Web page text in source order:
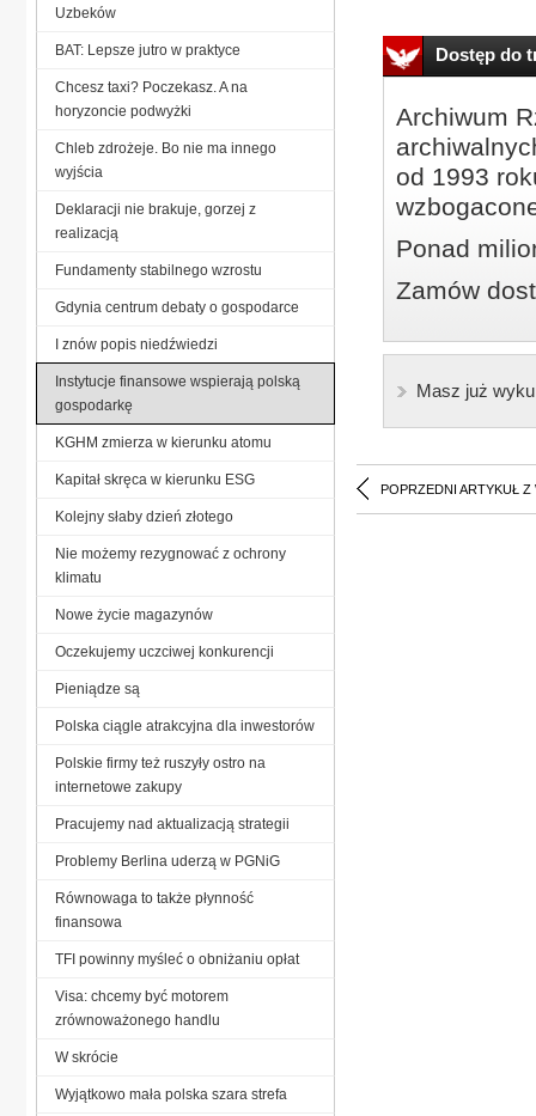
Dostęp do
Archiwum
od 1993
Ponad
Zamów
Masz już
POPRZEDNI ARTYKUŁ Z
Uzbeków
BAT: Lepsze jutro w praktyce
Chcesz taxi? Poczekasz. A na
horyzoncie podwyżki
Chleb zdrożeje. Bo nie ma innego
wyjścia
Deklaracji nie brakuje, gorzej z
realizacją
Fundamenty stabilnego wzrostu
Gdynia centrum debaty o gospodarce
I znów popis niedźwiedzi
Instytucje finansowe wspierają polską
gospodarkę
KGHM zmierza w kierunku atomu
Kapitał skręca w kierunku ESG
Kolejny słaby dzień złotego
Nie możemy rezygnować z ochrony
klimatu
Nowe życie magazynów
Oczekujemy uczciwej konkurencji
Pieniądze są
Polska ciągle atrakcyjna dla inwestorów
Polskie firmy też ruszyły ostro na
internetowe zakupy
Pracujemy nad aktualizacją strategii
Problemy Berlina uderzą w PGNiG
Równowaga to także płynność
finansowa
TFI powinny myśleć o obniżaniu opłat
Visa: chcemy być motorem
zrównoważonego handlu
W skrócie
Wyjątkowo mała polska szara strefa